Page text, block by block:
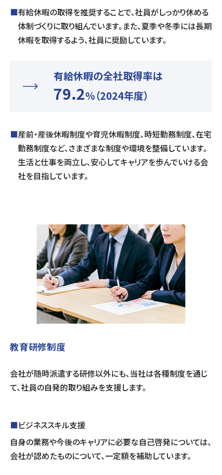
■有給休暇の取得を推奨することで、社員がしっかり休める
体制づくりに取り組んでいます。また、夏季や冬季には長期
休暇を取得するよう、社員に奨励しています。
有給休暇の全社取得率は
79.2％（2024年度）
■産前・産後休暇制度や育児休暇制度、時短勤務制度、在宅
勤務制度など、さまざまな制度や環境を整備しています。
生活と仕事を両立し、安心してキャリアを歩んでいける会
社を目指しています。
教育研修制度
会社が随時派遣する研修以外にも、当社は各種制度を通じ
て、社員の自発的取り組みを支援します。
■ビジネススキル支援
自身の業務や今後のキャリアに必要な自己啓発については、
会社が認めたものについて、一定額を補助しています。